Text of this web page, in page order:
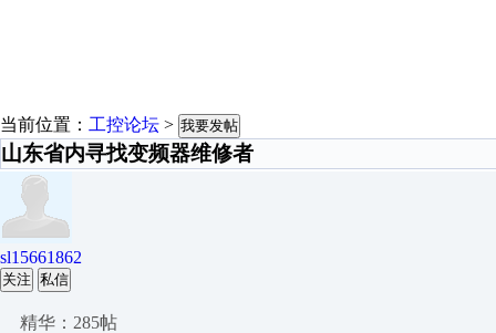
当前位置： 工控论坛 > 我要发帖
山东省内寻找变频器维修者
sl15661862
关注 私信
精华：285帖